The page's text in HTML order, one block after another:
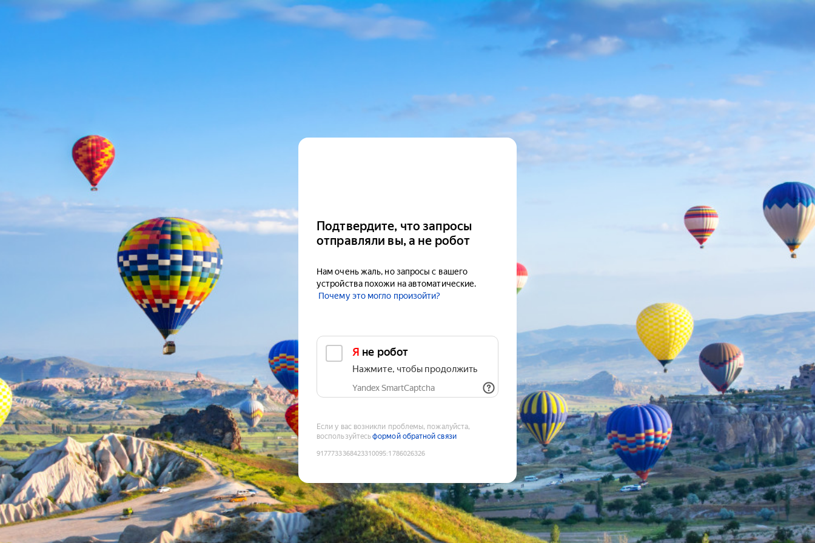
Подтвердите, что запросы
отправляли вы, а не робот
Нам очень жаль, но запросы с вашего
устройства похожи на автоматические.
Почему это могло произойти?
Я не робот
Нажмите, чтобы продолжить
Yandex SmartCaptcha
Если у вас возникли проблемы, пожалуйста,
воспользуйтесьформой обратной связи
9177733368423310095:1786026326